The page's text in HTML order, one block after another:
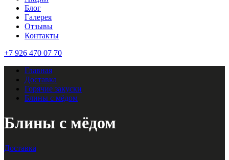
Блог
Галерея
Отзывы
Контакты
+7 926 470 07 70
Главная
Доставка
Горячие закуски
Блины с мёдом
Блины с мёдом
Доставка